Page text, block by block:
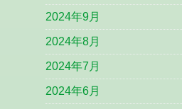
2024年9月
2024年8月
2024年7月
2024年6月